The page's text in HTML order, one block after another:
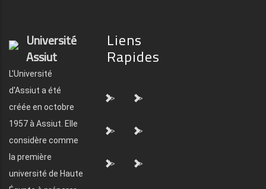
Université
Assiut
L'Université
d'Assiut a été
créée en octobre
1957 à Assiut. Elle
considère comme
la première
université de Haute
Liens
Rapides
"> ">
"> ">
"> ">